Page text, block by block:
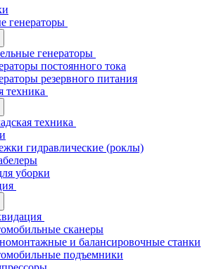
генераторы
генераторы
постоянного тока
резервного питания
техника
техника
гидравлические (роклы)
уборки
сканеры
и балансировочные станки
подъемники